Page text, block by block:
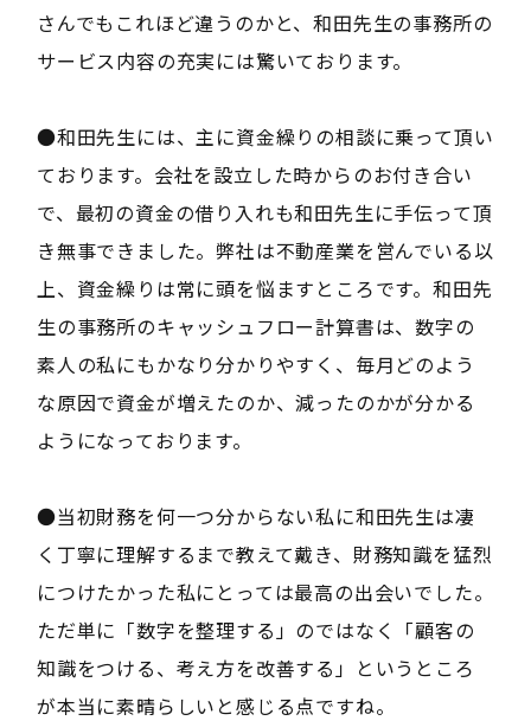
さんでもこれほど違うのかと、和田先生の事務所の
サービス内容の充実には驚いております。
●和田先生には、主に資金繰りの相談に乗って頂い
ております。会社を設立した時からのお付き合い
で、最初の資金の借り入れも和田先生に手伝って頂
き無事できました。弊社は不動産業を営んでいる以
上、資金繰りは常に頭を悩ますところです。和田先
生の事務所のキャッシュフロー計算書は、数字の
素人の私にもかなり分かりやすく、毎月どのよう
な原因で資金が増えたのか、減ったのかが分かる
ようになっております。
●当初財務を何一つ分からない私に和田先生は凄
く丁寧に理解するまで教えて戴き、財務知識を猛烈
につけたかった私にとっては最高の出会いでした。
ただ単に「数字を整理する」のではなく「顧客の
知識をつける、考え方を改善する」というところ
が本当に素晴らしいと感じる点ですね。